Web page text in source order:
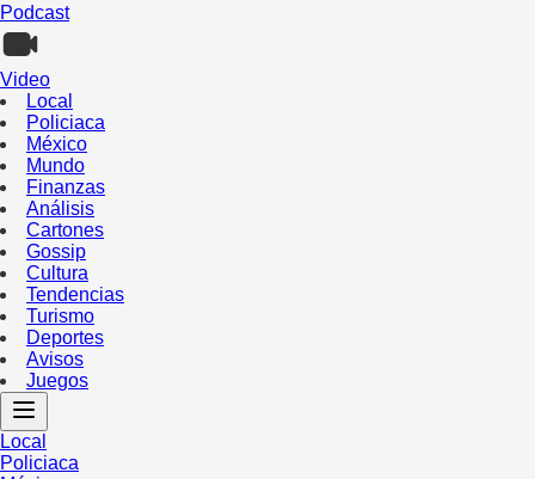
Podcast
Video
Local
Policiaca
México
Mundo
Finanzas
Análisis
Cartones
Gossip
Cultura
Tendencias
Turismo
Deportes
Avisos
Juegos
Local
Policiaca